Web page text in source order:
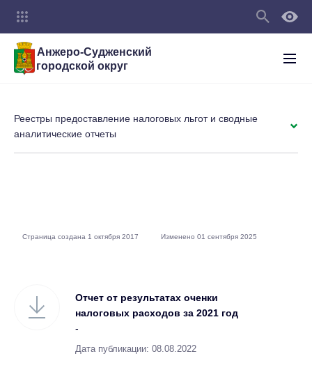
Анжеро-Судженский
городской округ
Отчет от результатах оченки
налоговых расходов за 2021 год
-
Дата публикации: 08.08.2022
Реестры предоставление налоговых льгот и сводные
аналитические отчеты
Страница создана 1 октября 2017 Изменено 01 сентября 2025